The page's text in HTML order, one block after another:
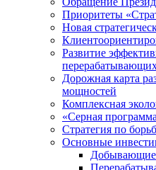
Приоритеты
Новая
Развитие
Дорожная карта
мощностей
Комплексная
«Серная
Стратегия по
Основные